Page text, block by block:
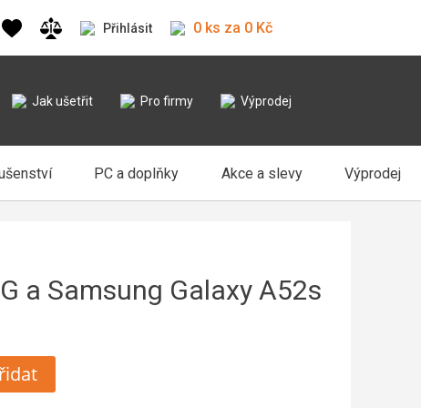
Přihlásit 0 ks za 0 Kč
Jak ušetřit Pro firmy Výprodej
PC a doplňky Akce a slevy Výprodej
a Samsung Galaxy A52s